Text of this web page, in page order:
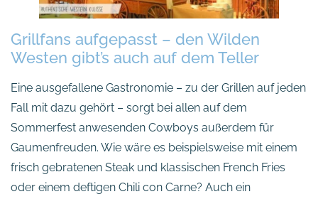
Grillfans aufgepasst – den Wilden
Westen gibt’s auch auf dem Teller
Eine ausgefallene Gastronomie – zu der Grillen auf jeden
Fall mit dazu gehört – sorgt bei allen auf dem
Sommerfest anwesenden Cowboys außerdem für
Gaumenfreuden. Wie wäre es beispielsweise mit einem
frisch gebratenen Steak und klassischen French Fries
oder einem deftigen Chili con Carne? Auch ein